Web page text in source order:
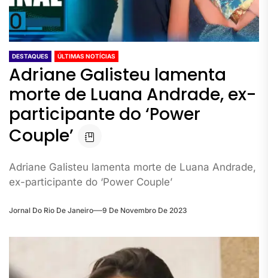
DESTAQUES ÚLTIMAS NOTÍCIAS
Adriane Galisteu lamenta
morte de Luana Andrade, ex-
participante do ‘Power
Couple’
Adriane Galisteu lamenta morte de Luana Andrade,
ex-participante do ‘Power Couple’
Jornal Do Rio De Janeiro 9 De Novembro De 2023